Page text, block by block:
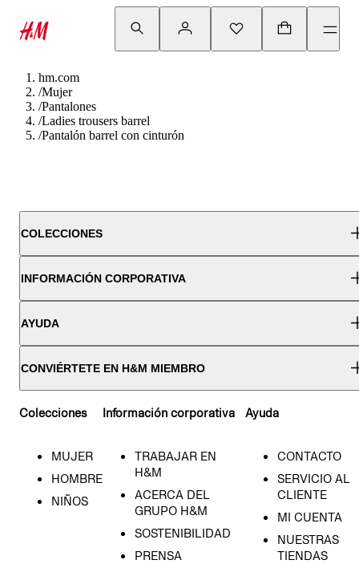
hm.com
/Mujer
/Pantalones
/Ladies trousers barrel
/Pantalón barrel con cinturón
COLECCIONES
INFORMACIÓN CORPORATIVA
AYUDA
CONVIÉRTETE EN H&M MIEMBRO
Colecciones
MUJER
HOMBRE
NIÑOS
Información corporativa
TRABAJAR EN
H&M
ACERCA DEL
GRUPO H&M
SOSTENIBILIDAD
PRENSA
Ayuda
CONTACTO
SERVICIO AL
CLIENTE
MI CUENTA
NUESTRAS
TIENDAS